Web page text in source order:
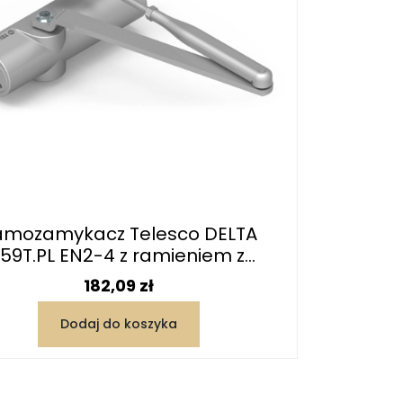
Telesco DELTA
EN2-4 z ramieniem z...
Cena
182,09 zł
Dodaj do koszyka